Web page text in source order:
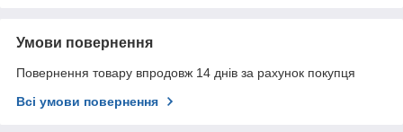
Умови повернення
Повернення товару впродовж 14 днів за рахунок покупця
Всі умови повернення